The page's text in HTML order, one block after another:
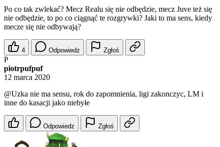
Po co tak zwlekać? Mecz Realu się nie odbędzie, mecz Juve też się
nie odbędzie, to po co ciągnąć te rozgrywki? Jaki to ma sens, kiedy
mecze się nie odbywają?
4 Odpowiedz Zgłoś
P
piotrpufpuf
12 marca 2020
@Uzka nie ma sensu, rok do zapomnienia, ligi zakonczyc, LM i
inne do kasacji jako niebyłe
Odpowiedz Zgłoś